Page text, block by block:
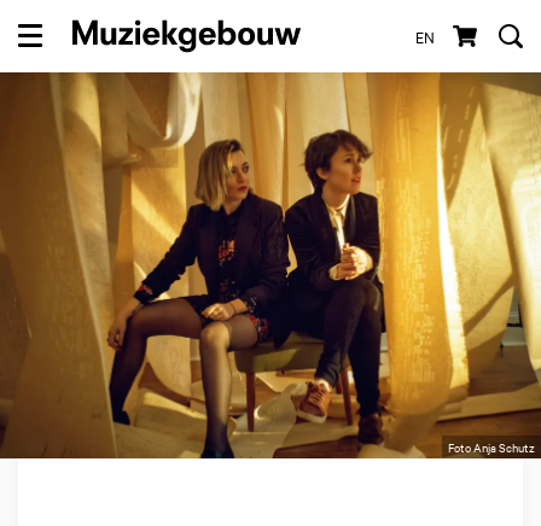
EN
Menu
Foto Anja Schutz